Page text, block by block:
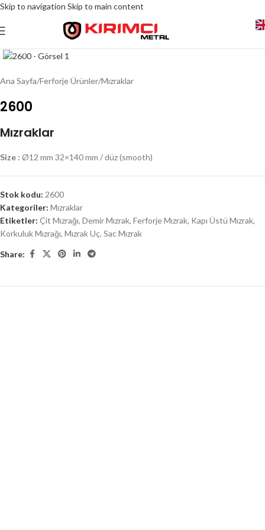
Skip to navigation Skip to main content
Click to enlarge
Ana Sayfa/Ferforje Ürünler/Mızraklar
2600
Mızraklar
Size : Ø12 mm 32×140 mm / düz (smooth)
Stok kodu: 2600
Kategoriler: Mızraklar
Etiketler: Çit Mızrağı, Demir Mızrak, Ferforje Mızrak, Kapı Üstü Mızrak,
Korkuluk Mızrağı, Mızrak Uç, Sac Mızrak
Share: